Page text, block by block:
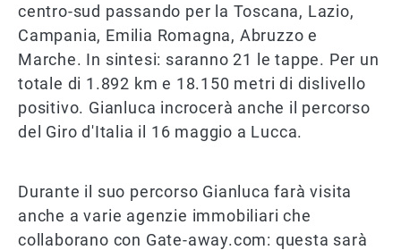
centro-sud passando per la Toscana, Lazio,
Campania, Emilia Romagna, Abruzzo e
Marche. In sintesi: saranno 21 le tappe. Per un
totale di 1.892 km e 18.150 metri di dislivello
positivo. Gianluca incrocerà anche il percorso
del Giro d'Italia il 16 maggio a Lucca.
Durante il suo percorso Gianluca farà visita
anche a varie agenzie immobiliari che
collaborano con Gate-away.com: questa sarà